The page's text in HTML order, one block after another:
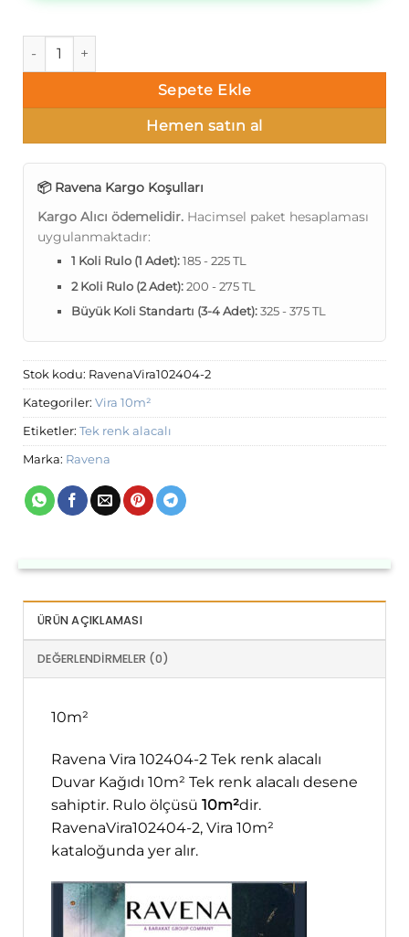
Ravena Vira 102404-2 Tek renk alacalı Duvar Kağıdı 10m²
Sepete Ekle
Hemen satın al
📦 Ravena Kargo Koşulları
Kargo Alıcı ödemelidir. Hacimsel paket hesaplaması
uygulanmaktadır:
1 Koli Rulo (1 Adet):185 - 225 TL
2 Koli Rulo (2 Adet):200 - 275 TL
Büyük Koli Standartı (3-4 Adet):325 - 375 TL
Stok kodu: RavenaVira102404-2
Kategoriler: Vira 10m²
Etiketler: Tek renk alacalı
Marka: Ravena
ÜRÜN AÇIKLAMASI
DEĞERLENDIRMELER (0)
10m²
Ravena Vira 102404-2 Tek renk alacalı
Duvar Kağıdı 10m² Tek renk alacalı desene
sahiptir. Rulo ölçüsü 10m²dir.
RavenaVira102404-2, Vira 10m²
kataloğunda yer alır.